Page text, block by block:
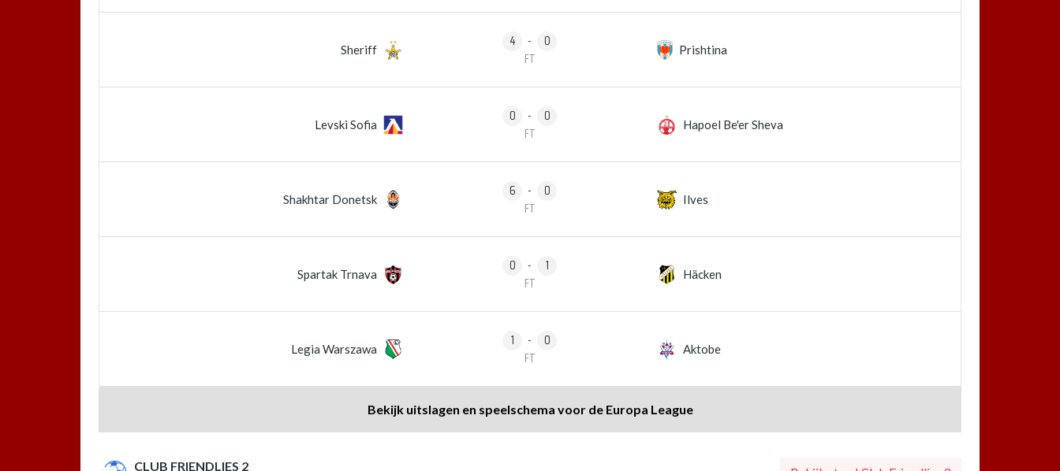
Sheriff 4 -
0
FT
Prishtina
Levski Sofia 0 -
0
FT
Hapoel Be'er Sheva
Shakhtar Donetsk 6 -
0
FT
Ilves
Spartak Trnava 0 -
1
FT
Häcken
Legia Warszawa 1 -
0
FT
Aktobe
Bekijk uitslagen en speelschema voor de Europa League
CLUB FRIENDLIES 2